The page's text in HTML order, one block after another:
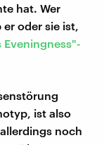
hat. Wer
oder sie ist,
ist also
noch